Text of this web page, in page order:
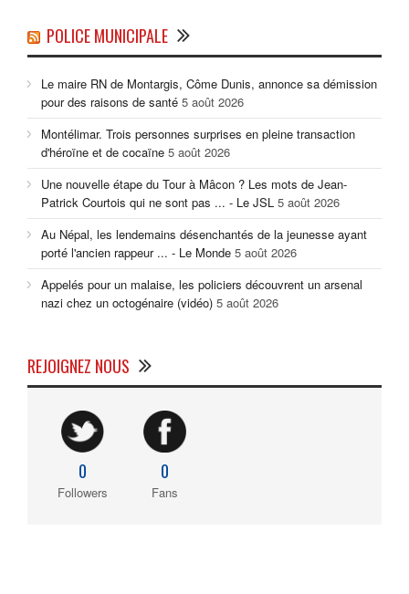
POLICE MUNICIPALE
Le maire RN de Montargis, Côme Dunis, annonce sa démission
pour des raisons de santé 5 août 2026
Montélimar. Trois personnes surprises en pleine transaction
d'héroïne et de cocaïne 5 août 2026
Une nouvelle étape du Tour à Mâcon ? Les mots de Jean-
Patrick Courtois qui ne sont pas ... - Le JSL 5 août 2026
Au Népal, les lendemains désenchantés de la jeunesse ayant
porté l'ancien rappeur ... - Le Monde 5 août 2026
Appelés pour un malaise, les policiers découvrent un arsenal
nazi chez un octogénaire (vidéo) 5 août 2026
REJOIGNEZ NOUS
0
Followers
0
Fans